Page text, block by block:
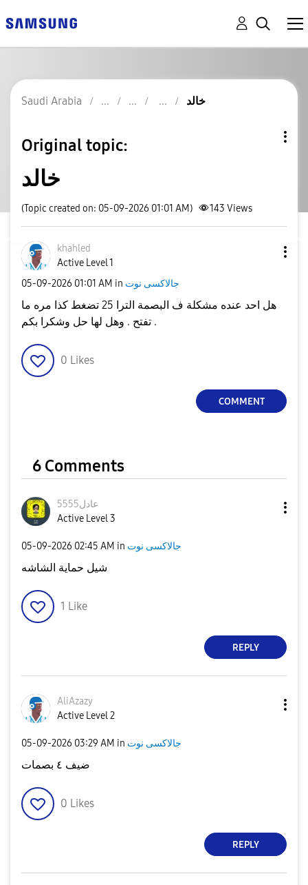
Saudi Arabia خالد
Original topic:
خالد
(Topic created on: 05-09-2026 01:01 AM) 143 Views
khahled
Active Level 1
‎05-09-2026 01:01 AM in جالاكسى نوت
هل احد عنده مشكلة ف البصمة الترا 25 تضغط كذا مره ما
تفتح . وهل لها حل وشكرا بكم .
0 Likes
COMMENT
6 Comments
عادل5555
Active Level 3
‎05-09-2026 02:45 AM in جالاكسى نوت
شيل حماية الشاشه
1 Like
REPLY
AliAzazy
Active Level 2
‎05-09-2026 03:29 AM in جالاكسى نوت
ضيف ٤ بصمات
0 Likes
REPLY